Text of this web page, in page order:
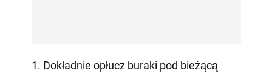
1. Dokładnie opłucz buraki pod bieżącą